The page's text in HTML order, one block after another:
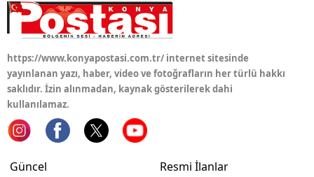
https://www.konyapostasi.com.tr/ internet sitesinde
yayınlanan yazı, haber, video ve fotoğrafların her türlü hakkı
saklıdır. İzin alınmadan, kaynak gösterilerek dahi
kullanılamaz.
Güncel
Resmi İlanlar